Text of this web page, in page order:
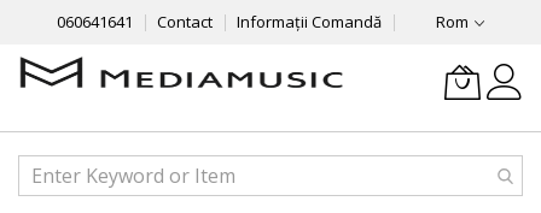
060641641 Contact Informații Comandă Rom